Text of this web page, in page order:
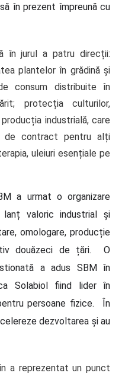
în prezent împreună cu
în jurul a patru direcții:
plantelor în grădină și
consum distribuite în
protecția culturilor,
industrială, care
de contract pentru alți
uleiuri esențiale pe
a urmat o organizare
lanț valoric industrial și
omologare, producție
douăzeci de țări. O
a adus SBM în
Solabiol fiind lider în
persoane fizice. În
dezvoltarea și au
a reprezentat un punct